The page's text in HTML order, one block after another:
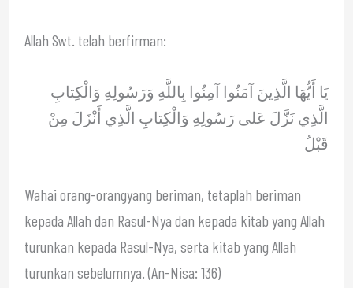
Allah Swt. telah berfirman:
يَا أَيُّهَا الَّذِينَ آمَنُوا آمِنُوا بِاللَّهِ وَرَسُولِهِ وَالْكِتابِ
الَّذِي نَزَّلَ عَلى رَسُولِهِ وَالْكِتابِ الَّذِي أَنْزَلَ مِنْ
قَبْلُ
Wahai orang-orangyang beriman, tetaplah beriman
kepada Allah dan Rasul-Nya dan kepada kitab yang Allah
turunkan kepada Rasul-Nya, serta kitab yang Allah
turunkan sebelumnya. (An-Nisa: 136)